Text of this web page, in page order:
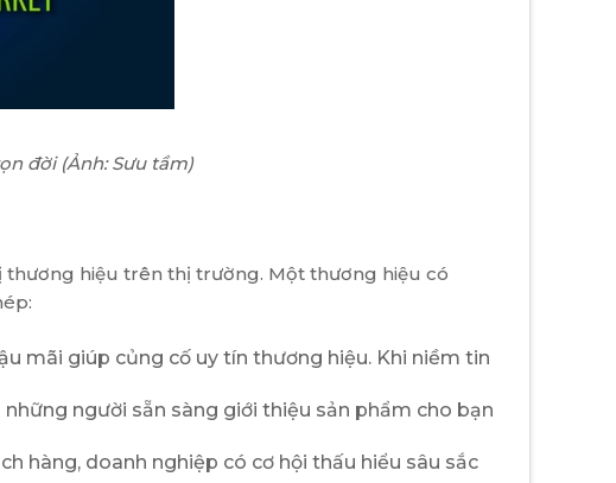
đời (Ảnh: Sưu tầm)
hiệu trên thị trường. Một thương hiệu có
mãi giúp củng cố uy tín thương hiệu. Khi niềm tin
người sẵn sàng giới thiệu sản phẩm cho bạn
hàng, doanh nghiệp có cơ hội thấu hiểu sâu sắc